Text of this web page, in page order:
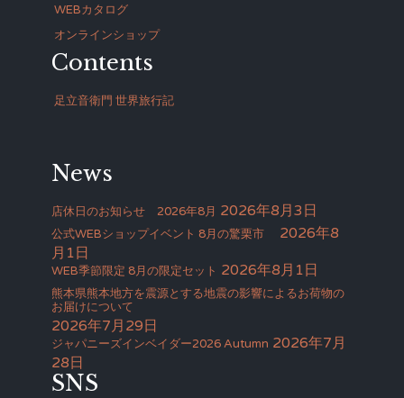
WEBカタログ
オンラインショップ
Contents
足立音衛門 世界旅行記
News
店休日のお知らせ 2026年8月 2026年8月3日
公式WEBショップイベント 8月の驚栗市
2026年8
月1日
WEB季節限定 8月の限定セット 2026年8月1日
熊本県熊本地方を震源とする地震の影響によるお荷物の
お届けについて
2026年7月29日
ジャパニーズインベイダー2026 Autumn 2026年7月
28日
SNS